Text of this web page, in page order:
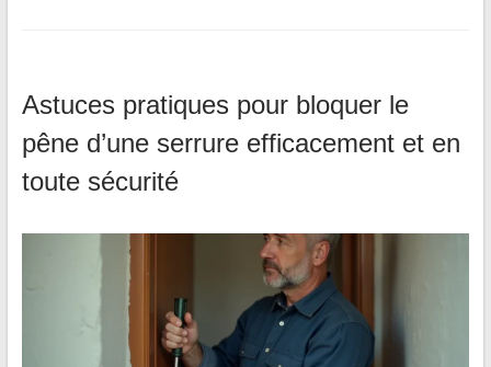
Astuces pratiques pour bloquer le
pêne d’une serrure efficacement et en
toute sécurité